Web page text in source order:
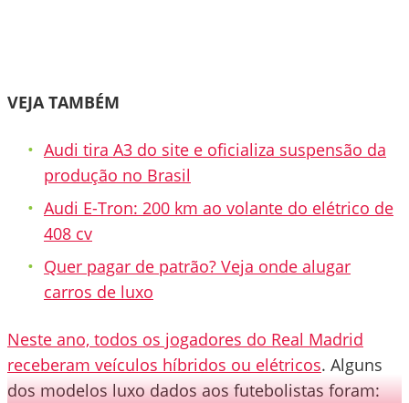
VEJA TAMBÉM
Audi tira A3 do site e oficializa suspensão da
produção no Brasil
Audi E-Tron: 200 km ao volante do elétrico de
408 cv
Quer pagar de patrão? Veja onde alugar
carros de luxo
Neste ano, todos os jogadores do Real Madrid
receberam veículos híbridos ou elétricos. Alguns
dos modelos luxo dados aos futebolistas foram: